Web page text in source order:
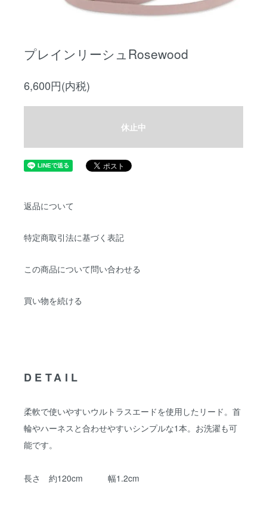
プレインリーシュRosewood
6,600円(内税)
休止中
返品について
特定商取引法に基づく表記
この商品について問い合わせる
買い物を続ける
DETAIL
柔軟で使いやすいウルトラスエードを使用したリード。首
輪やハーネスと合わせやすいシンプルな1本。お洗濯も可
能です。
長さ 約120cm 幅1.2cm